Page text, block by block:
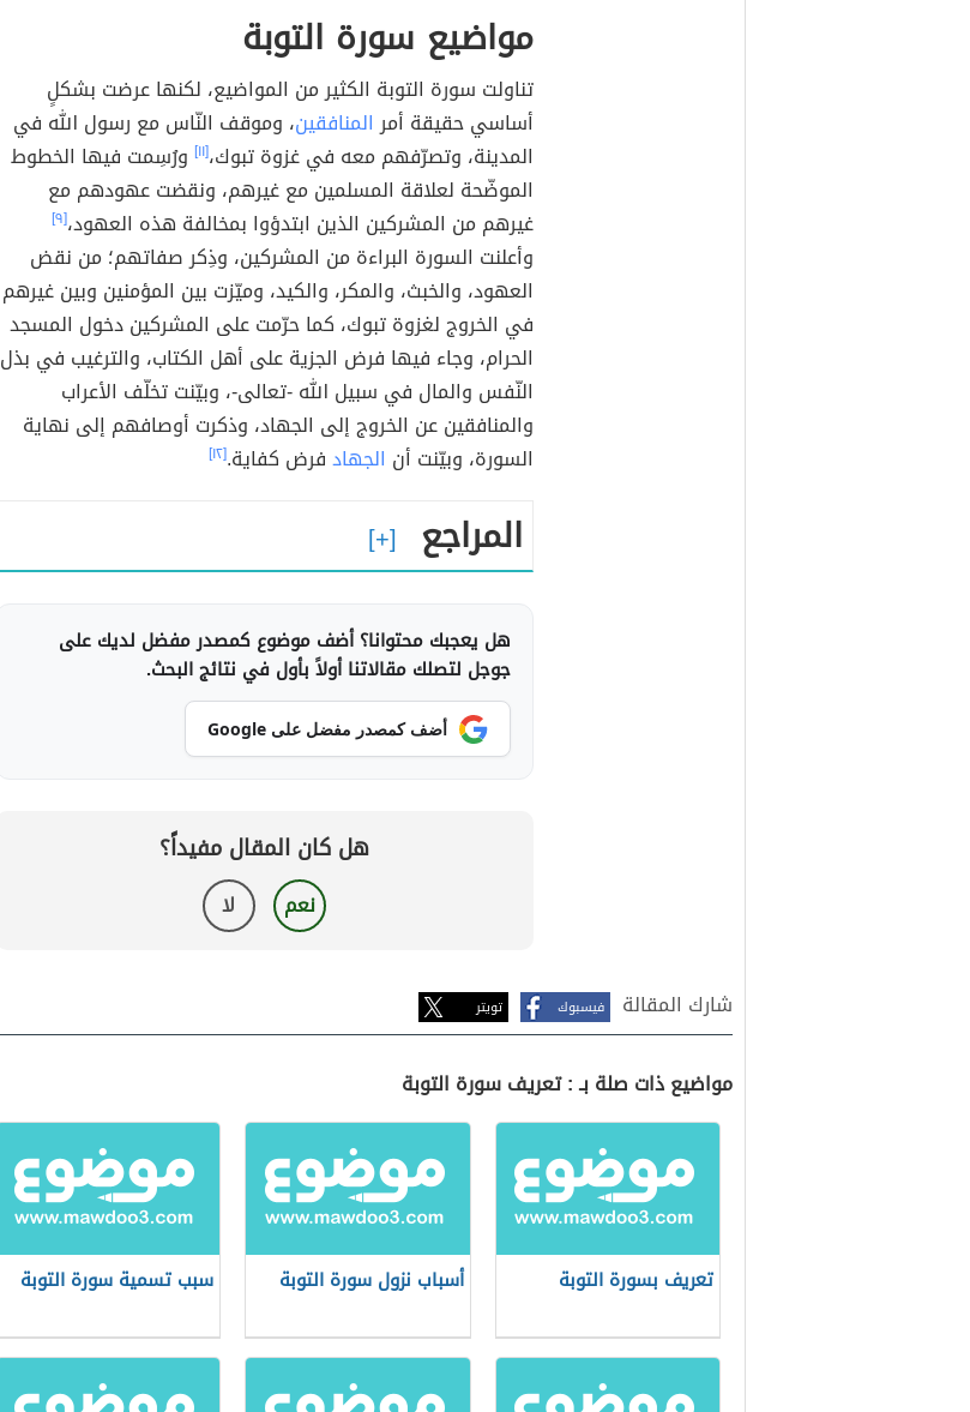
مواضيع سورة التوبة
تناولت سورة التوبة الكثير من المواضيع، لكنها عرضت بشكلٍ
أساسي حقيقة أمرالمنافقين، وموقف النّاس مع رسول الله في
المدينة، وتصرّفهم معه في غزوة تبوك،[١١]
ورُسِمت فيها الخطوط
الموضّحة لعلاقة المسلمين مع غيرهم، ونقضت عهودهم مع
غيرهم من المشركين الذين ابتدؤوا بمخالفة هذه العهود،[٩]
وأعلنت السورة البراءة من المشركين، وذِكر صفاتهم؛ من نقض
العهود، والخبث، والمكر، والكيد، وميّزت بين المؤمنين وبين غيرهم
في الخروج لغزوة تبوك، كما حرّمت على المشركين دخول المسجد
الحرام، وجاء فيها فرض الجزية على أهل الكتاب، والترغيب في بذل
النّفس والمال في سبيل الله -تعالى-، وبيّنت تخلّف الأعراب
والمنافقين عن الخروج إلى الجهاد، وذكرت أوصافهم إلى نهاية
السورة، وبيّنت أن الجهادفرض كفاية.[١٢]
المراجع
هل يعجبك محتوانا؟ أضف موضوع كمصدر مفضل لديك على
جوجل لتصلك مقالاتنا أولاً بأول في نتائج البحث.
أضف كمصدر مفضل على Google
هل كان المقال مفيداً؟
نعم لا
شارك المقالة فيسبوك تويتر
مواضيع ذات صلة بـ : تعريف سورة التوبة
تعريف بسورة التوبة أسباب نزول سورة التوبة سبب تسمية سورة التوبة